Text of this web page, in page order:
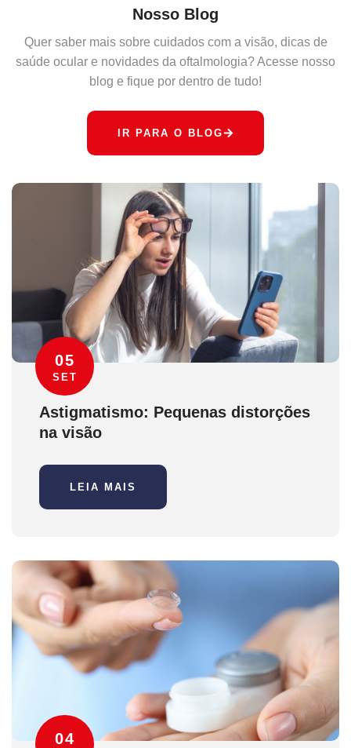
Nosso Blog
Quer saber mais sobre cuidados com a visão, dicas de
saúde ocular e novidades da oftalmologia? Acesse nosso
blog e fique por dentro de tudo!
IR PARA O BLOG
05
SET
Astigmatismo: Pequenas distorções
na visão
LEIA MAIS
04